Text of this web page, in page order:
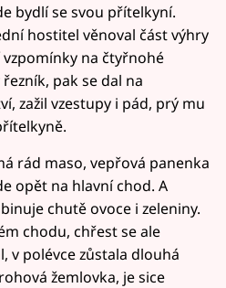
bydlí se svou přítelkyní.
hostitel věnoval část výhry
na čtyřnohé
pak se dal na
zažil vzestupy i pád, prý mu
rád maso, vepřová panenka
opět na hlavní chod. A
chutě ovoce i zeleniny.
chodu, chřest se ale
v polévce zůstala dlouhá
žemlovka, je sice